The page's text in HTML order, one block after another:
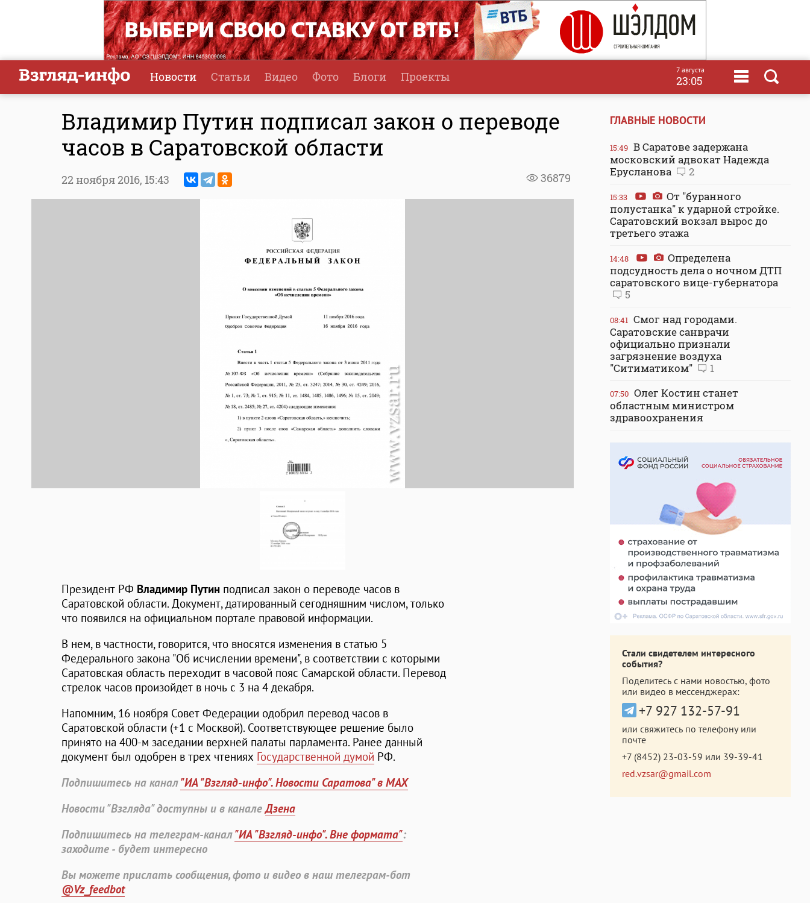
Новости Статьи Видео Фото Блоги Проекты 7 августа
23:05
Владимир Путин подписал закон о переводе
часов в Саратовской области
36879
22 ноября 2016, 15:43
Президент РФ Владимир Путин подписал закон о переводе часов в
Саратовской области. Документ, датированный сегодняшним числом, только
что появился на официальном портале правовой информации.
В нем, в частности, говорится, что вносятся изменения в статью 5
Федерального закона "Об исчислении времени", в соответствии с которыми
Саратовская область переходит в часовой пояс Самарской области. Перевод
стрелок часов произойдет в ночь с 3 на 4 декабря.
Напомним, 16 ноября Совет Федерации одобрил перевод часов в
Саратовской области (+1 c Москвой). Соответствующее решение было
принято на 400-м заседании верхней палаты парламента. Ранее данный
документ был одобрен в трех чтениях Государственной думой РФ.
Подпишитесь на канал"ИА "Взгляд-инфо". Новости Саратова" в MAX
Новости "Взгляда" доступны и в каналеДзена
Подпишитесь на телеграм-канал"ИА "Взгляд-инфо". Вне формата":
заходите - будет интересно
Вы можете прислать сообщения, фото и видео в наш телеграм-бот
@Vz_feedbot
ГЛАВНЫЕ НОВОСТИ
15:49 В Саратове задержана
московский адвокат Надежда
Ерусланова
2
15:33
От "буранного
полустанка" к ударной стройке.
Саратовский вокзал вырос до
третьего этажа
14:48
Определена
подсудность дела о ночном ДТП
саратовского вице-губернатора
5
08:41 Смог над городами.
Саратовские санврачи
официально признали
загрязнение воздуха
"Ситиматиком"
1
07:50 Олег Костин станет
областным министром
здравоохранения
Стали свидетелем интересного
события?
Поделитесь с нами новостью, фото
или видео в мессенджерах:
+7 927 132-57-91
или свяжитесь по телефону или
почте
+7 (8452) 23-03-59 или 39-39-41
red.vzsar@gmail.com